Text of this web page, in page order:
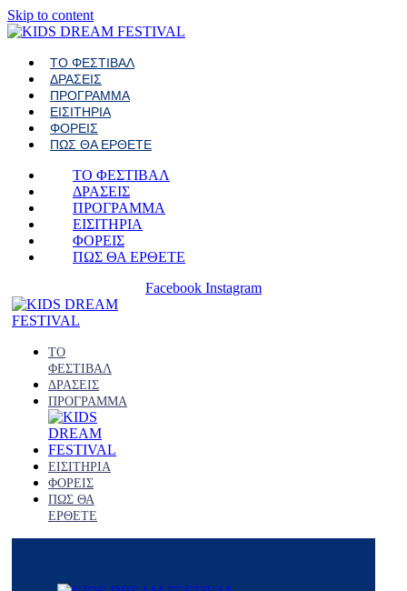
Skip to content
ΤΟ ΦΕΣΤΙΒΑΛ
ΔΡΑΣΕΙΣ
ΠΡΟΓΡΑΜΜΑ
ΕΙΣΙΤΗΡΙΑ
ΦΟΡΕΙΣ
ΠΩΣ ΘΑ ΕΡΘΕΤΕ
ΤΟ ΦΕΣΤΙΒΑΛ
ΔΡΑΣΕΙΣ
ΠΡΟΓΡΑΜΜΑ
ΕΙΣΙΤΗΡΙΑ
ΦΟΡΕΙΣ
ΠΩΣ ΘΑ ΕΡΘΕΤΕ
Facebook Instagram
ΤΟ
ΦΕΣΤΙΒΑΛ
ΔΡΑΣΕΙΣ
ΠΡΟΓΡΑΜΜΑ
ΕΙΣΙΤΗΡΙΑ
ΦΟΡΕΙΣ
ΠΩΣ ΘΑ
ΕΡΘΕΤΕ